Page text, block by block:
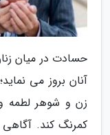
حسادت در میان
آنان بروز می
زن و شوهر لطمه
کمرنگ کند. آگاهی